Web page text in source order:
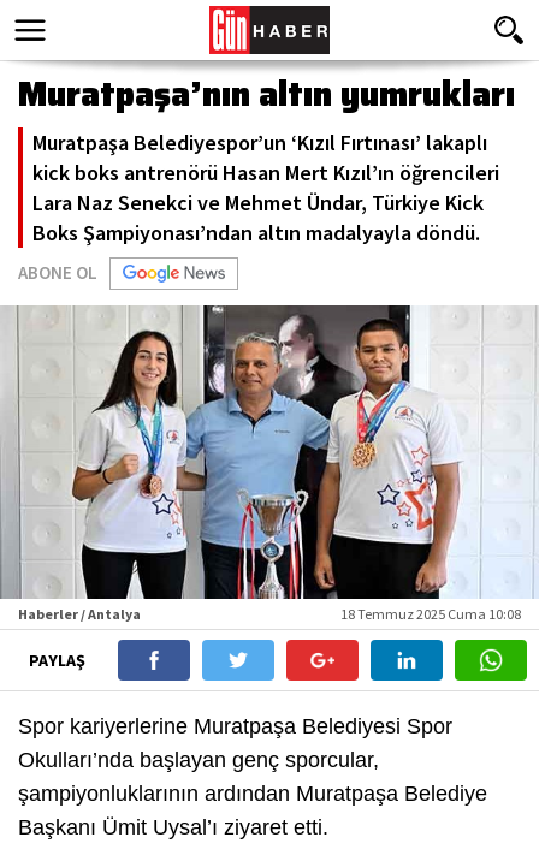
Muratpaşa’nın altın yumrukları
Muratpaşa Belediyespor’un ‘Kızıl Fırtınası’ lakaplı
kick boks antrenörü Hasan Mert Kızıl’ın öğrencileri
Lara Naz Senekci ve Mehmet Ündar, Türkiye Kick
Boks Şampiyonası’ndan altın madalyayla döndü.
ABONE OL
Haberler / Antalya 18 Temmuz 2025 Cuma 10:08
PAYLAŞ
Spor kariyerlerine Muratpaşa Belediyesi Spor
Okulları’nda başlayan genç sporcular,
şampiyonluklarının ardından Muratpaşa Belediye
Başkanı Ümit Uysal’ı ziyaret etti.